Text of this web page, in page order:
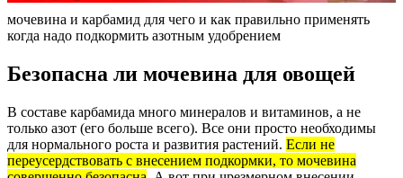
мочевина и карбамид для чего и как правильно применять
когда надо подкормить азотным удобрением
Безопасна ли мочевина для овощей
В составе карбамида много минералов и витаминов, а не
только азот (его больше всего). Все они просто необходимы
для нормального роста и развития растений. Если не
переусердствовать с внесением подкормки, то мочевина